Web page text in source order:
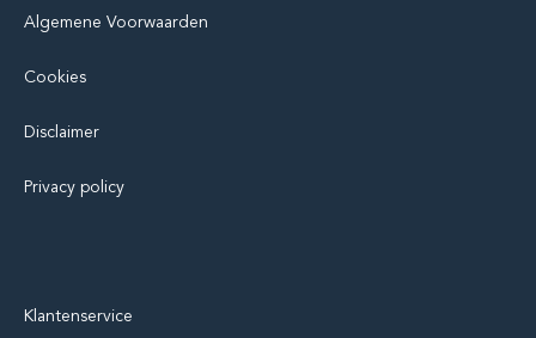
Algemene Voorwaarden
Cookies
Disclaimer
Privacy policy
Klantenservice